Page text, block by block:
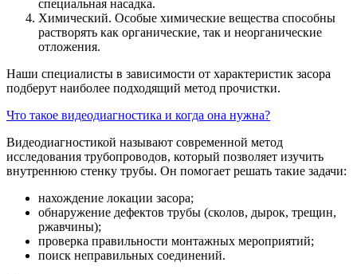
специальная насадка.
Химический. Особые химические вещества способны
растворять как органические, так и неорганические
отложения.
Наши специалисты в зависимости от характеристик засора
подберут наиболее подходящий метод прочистки.
Что такое видеодиагностика и когда она нужна?
Видеодиагностикой называют современной метод
исследования трубопроводов, который позволяет изучить
внутреннюю стенку трубы. Он помогает решать такие задачи:
нахождение локации засора;
обнаружение дефектов трубы (сколов, дырок, трещин,
ржавчины);
проверка правильности монтажных мероприятий;
поиск неправильных соединений.